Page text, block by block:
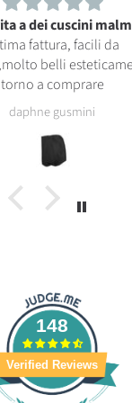
a dei cuscini
fattura, facili da
belli
torno a comprare
daphne gusmini
148
Verified Reviews